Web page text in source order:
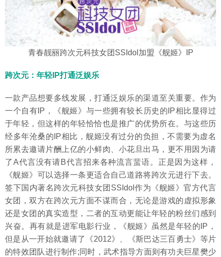
青春靓丽跨次元科技女团SSIdol加盟《舰姬》IP
跨次元：年轻IP打通泛娱乐
一款产品想要多线发展，打通泛娱乐的渠道至关重要。作为
一个自有IP，《舰姬》与一些拥有较长历史的IP相比显得过
于年轻，但这样的年轻恰恰也是推广的优势所在。与这些历
经多年沧桑的IP相比，舰姬没有过分的负担，不需要为虚名
所累去邀请片酬上亿的小鲜肉、小花旦出马，更不用因为请
了A代言没有请B代言招来各种流言蜚语。正是因为这样，
《舰姬》可以选择一条更适合自己道路将跨次元进行下去。
签下国内著名跨次元科技女团SSIdol作为《舰姬》官方代言
女团，双方在跨次元方面不谋而合，无论是游戏的虚拟形象
还是女团的真实造型，二者的互动更能让年轻的粉丝们感到
兴奋。再有就是进军电影行业，《舰姬》虽然是年轻的IP，
但是从一开始就邀请了《2012》、《斯巴达三百勇士》等片
的特效团队进行制作;同时，武术指导方面则有功夫巨星樊少